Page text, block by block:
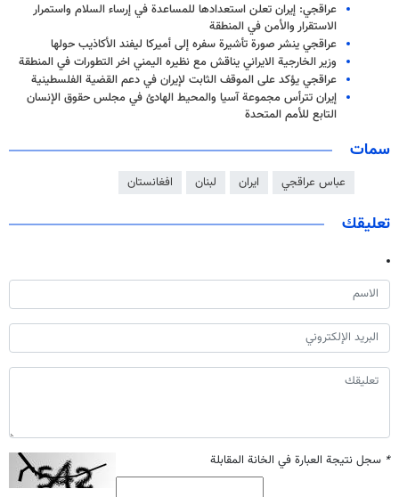
عراقجي: إيران تعلن استعدادها للمساعدة في إرساء السلام واستمرار
الاستقرار والأمن في المنطقة
عراقجي ينشر صورة تأشيرة سفره إلى أميركا ليفند الأكاذيب حولها
وزير الخارجية الايراني يناقش مع نظيره اليمني اخر التطورات في المنطقة
عراقجي يؤكد على الموقف الثابت لإيران في دعم القضية الفلسطينية
إيران تترأس مجموعة آسيا والمحيط الهادئ في مجلس حقوق الإنسان
التابع للأمم المتحدة
سمات
عباس عراقجي ايران لبنان افغانستان
تعليقك
* سجل نتيجة العبارة في الخانة المقابلة